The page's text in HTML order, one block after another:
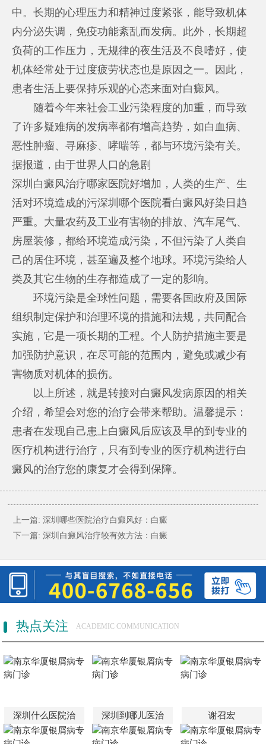
中。长期的心理压力和精神过度紧张，能导致机体
内分泌失调，免疫功能紊乱而发病。此外，长期超
负荷的工作压力，无规律的夜生活及不良嗜好，使
机体经常处于过度疲劳状态也是原因之一。因此，
患者生活上要保持乐观的心态来面对白癜风。
随着今年来社会工业污染程度的加重，而导致
了许多疑难病的发病率都有增高趋势，如白血病、
恶性肿瘤、寻麻疹、哮喘等，都与环境污染有关。
据报道，由于世界人口的急剧
深圳白癜风治疗哪家医院好增加，人类的生产、生
活对环境造成的污深圳哪个医院看白癜风好染日趋
严重。大量农药及工业有害物的排放、汽车尾气、
房屋装修，都给环境造成污染，不但污染了人类自
己的居住环境，甚至遍及整个地球。环境污染给人
类及其它生物的生存都造成了一定的影响。
环境污染是全球性问题，需要各国政府及国际
组织制定保护和治理环境的措施和法规，共同配合
实施，它是一项长期的工程。个人防护措施主要是
加强防护意识，在尽可能的范围内，避免或减少有
害物质对机体的损伤。
以上所述，就是转接对白癜风发病原因的相关
介绍，希望会对您的治疗会带来帮助。温馨提示：
患者在发现自己患上白癜风后应该及早的到专业的
医疗机构进行治疗，只有到专业的医疗机构进行白
癜风的治疗您的康复才会得到保障。
上一篇: 深圳哪些医院治疗白癜风好：白癜
下一篇: 深圳白癜风治疗较有效方法：白癜
热点关注 ACADEMIC COMMUNICATION
深圳什么医院治 深圳到哪儿医治 谢召宏